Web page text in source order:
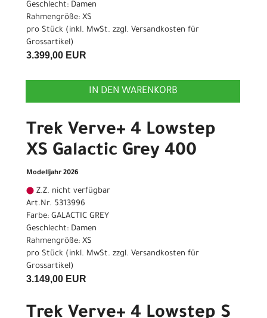
Geschlecht: Damen
Rahmengröße: XS
pro Stück (inkl. MwSt. zzgl. Versandkosten für
Grossartikel)
3.399,00 EUR
IN DEN WARENKORB
Trek Verve+ 4 Lowstep
XS Galactic Grey 400
Modelljahr 2026
Z.Z. nicht verfügbar
Art.Nr. 5313996
Farbe: GALACTIC GREY
Geschlecht: Damen
Rahmengröße: XS
pro Stück (inkl. MwSt. zzgl. Versandkosten für
Grossartikel)
3.149,00 EUR
Trek Verve+ 4 Lowstep S